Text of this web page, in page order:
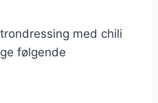
med chili
følgende